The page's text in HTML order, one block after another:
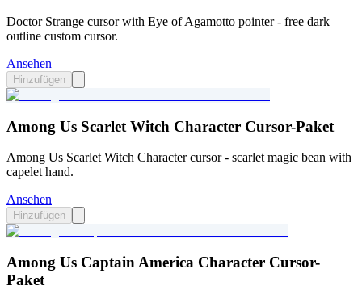
Doctor Strange cursor with Eye of Agamotto pointer - free dark
outline custom cursor.
Ansehen
Hinzufügen
Among Us Scarlet Witch Character Cursor-Paket
Among Us Scarlet Witch Character cursor - scarlet magic bean with
capelet hand.
Ansehen
Hinzufügen
Among Us Captain America Character Cursor-
Paket